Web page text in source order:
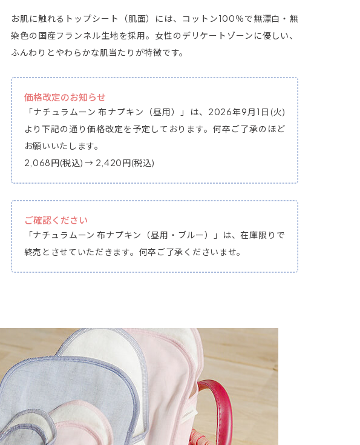
お肌に触れるトップシート（肌面）には、コットン100％で無漂白・無
染色の国産フランネル生地を採用。女性のデリケートゾーンに優しい、
ふんわりとやわらかな肌当たりが特徴です。
価格改定のお知らせ
「ナチュラムーン 布ナプキン（昼用）」は、2026年9月1日(火)
より下記の通り価格改定を予定しております。何卒ご了承のほど
お願いいたします。
2,068円(税込) → 2,420円(税込)
ご確認ください
「ナチュラムーン 布ナプキン（昼用・ブルー）」は、在庫限りで
終売とさせていただきます。何卒ご了承くださいませ。